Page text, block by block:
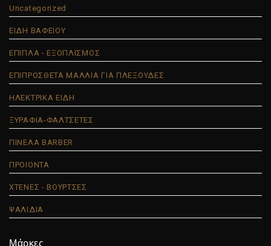
Uncategorized
ΕΙΔΗ ΒΑΦΕΙΟΥ
ΕΠΙΠΛΑ - ΕΞΟΠΛΙΣΜΟΣ
ΕΠΙΠΡΟΣΘΕΤΑ ΜΑΛΛΙΑ ΓΙΑ ΠΛΕΞΟΥΔΕΣ
ΗΛΕΚΤΡΙΚΑ ΕΙΔΗ
ΞΥΡΑΦΙΑ-ΦΑΛΤΣΕΤΕΣ
ΠΙΝΕΛΑ BARBER
ΠΡΟΙΟΝΤΑ
ΧΤΕΝΕΣ - ΒΟΥΡΤΣΕΣ
ΨΑΛΙΔΙΑ
Μάρκες